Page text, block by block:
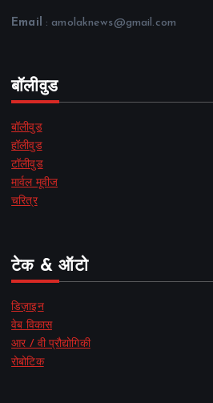
Email : amolaknews@gmail.com
बॉलीवुड
बॉलीवुड
हॉलीवुड
टॉलीवुड
मार्वल मूवीज
चरित्र
टेक & ऑटो
डिज़ाइन
वेब विकास
आर / वी प्रौद्योगिकी
रोबोटिक